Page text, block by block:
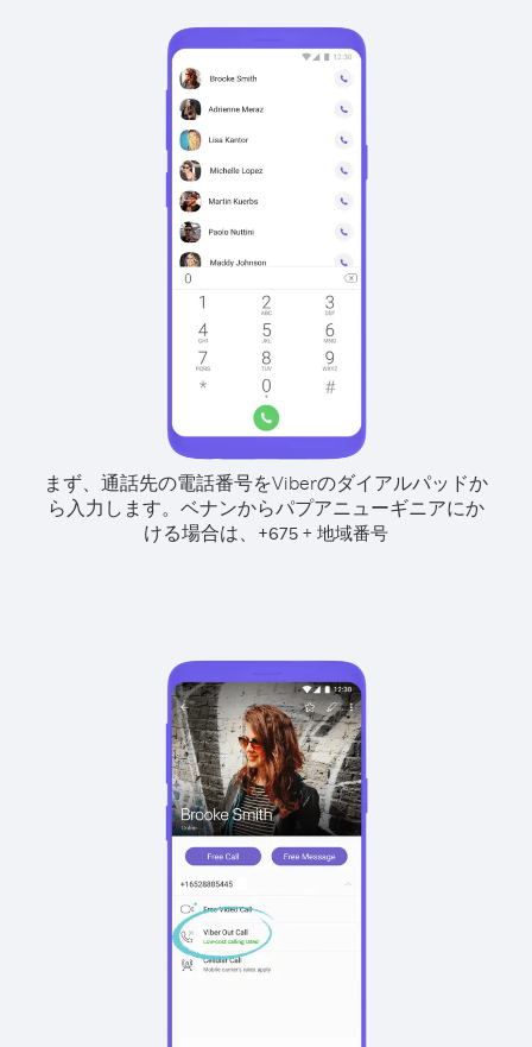
まず、通話先の電話番号をViberのダイアルパッドか
ら入力します。 ベナンからパプアニューギニアにか
ける場合は、 +675 + 地域番号